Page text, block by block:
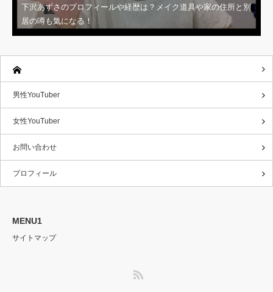
下沢あずさのプロフィールや経歴は？メイク道具や家の住所と別
居の噂も気になる！
男性YouTuber
女性YouTuber
お問い合わせ
プロフィール
MENU1
サイトマップ